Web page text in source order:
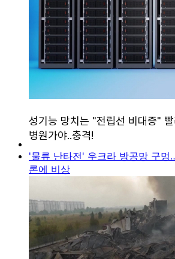
'물류 난타전' 우크라 방공망 구멍
론에 비상